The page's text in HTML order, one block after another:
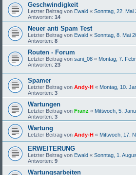
Geschwindigkeit
Letzter Beitrag von Ewald « Sonntag, 22. Mai
Antworten: 14
Neuer anti Spam Test
Letzter Beitrag von Ewald « Sonntag, 8. Mai
Antworten: 8
Routen - Forum
Letzter Beitrag von sani_08 « Montag, 7.
Antworten: 23
Spamer
Letzter Beitrag von Andy-H « Montag, 10.
Antworten: 3
Wartungen
Letzter Beitrag von Franz « Mittwoch, 5.
Antworten: 3
Wartung
Letzter Beitrag von Andy-H « Mittwoch, 17.
ERWEITERUNG
Letzter Beitrag von Ewald « Sonntag, 1.
Antworten: 9
Wartungsarbeiten